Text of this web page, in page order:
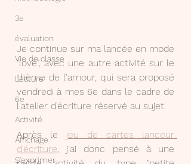
3e
évaluation
Vie de classe
Lecture
6e
Activité
Affichage
S'exprimer
Je continue sur ma lancée en mode
"love", avec une autre activité sur le
thème de l'amour, qui sera proposé
vendredi à mes 6e dans le cadre de
l'atelier d'écriture réservé au sujet.
Après le jeu de cartes lanceur
d'écriture, j'ai donc pensé à une